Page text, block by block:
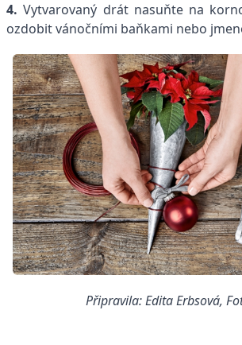
4.Vytvarovaný drát nasuňte na
ozdobit vánočními baňkami nebo
Připravila: Edita Erbsová,